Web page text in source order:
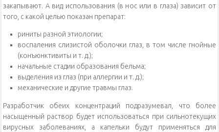
закапывают. А вид использования (в нос или в глаза) зависит от
того, с какой целью показан препарат:
риниты разной этиологии;
воспаления слизистой оболочки глаз, в том числе гнойные
(конъюнктивиты и т. д.);
начальные стадии образования бельма;
выделения из глаз (при аллергии и т. д.);
механические и другие травмы глаз.
Разработчик обеих концентраций подразумевал, что более
насыщенный раствор будет использоваться при сильнотекущих
вирусных заболеваниях, а капельки будут применяться для